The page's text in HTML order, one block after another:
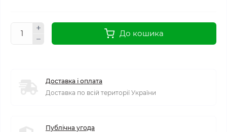
До кошика
Доставка і оплата
Доставка по всій території України
Публічна угода